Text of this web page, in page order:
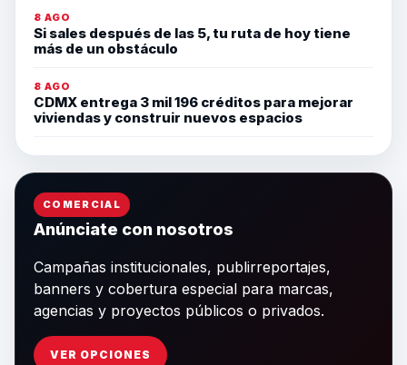
8 AGO
Si sales después de las 5, tu ruta de hoy tiene
más de un obstáculo
8 AGO
CDMX entrega 3 mil 196 créditos para mejorar
viviendas y construir nuevos espacios
COMERCIAL
Anúnciate con nosotros
Campañas institucionales, publirreportajes,
banners y cobertura especial para marcas,
agencias y proyectos públicos o privados.
VER OPCIONES